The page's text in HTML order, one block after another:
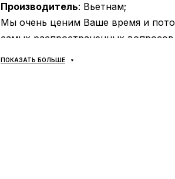
Производитель: Вьетнам;
Мы очень ценим Ваше время и
самых распространенных
ПОКАЗАТЬ БОЛЬШЕ